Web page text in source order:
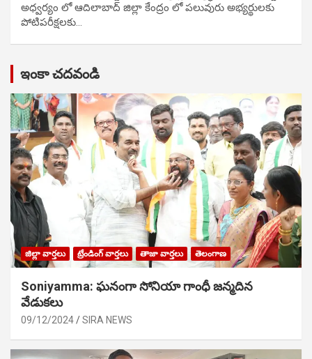
అధ్వర్యం లో ఆదిలాబాద్ జిల్లా కేంద్రం లో పలువురు అభ్యర్థులకు
పోటిప‌రీక్ష‌ల‌కు…
ఇంకా చదవండి
జిల్లా వార్తలు ట్రేండింగ్ వార్తలు తాజా వార్తలు తెలంగాణ
Soniyamma: ఘ‌నంగా సోనియా గాంధీ జ‌న్మ‌దిన
వేడుక‌లు
09/12/2024 SIRA NEWS